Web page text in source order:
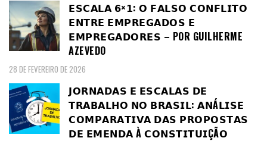
𝗘𝗦𝗖𝗔𝗟𝗔 𝟲×𝟭: 𝗢 𝗙𝗔𝗟𝗦𝗢 𝗖𝗢𝗡𝗙𝗟𝗜𝗧𝗢
𝗘𝗡𝗧𝗥𝗘 𝗘𝗠𝗣𝗥𝗘𝗚𝗔𝗗𝗢𝗦 𝗘
𝗘𝗠𝗣𝗥𝗘𝗚𝗔𝗗𝗢𝗥𝗘𝗦 – POR GUILHERME
AZEVEDO
28 DE FEVEREIRO DE 2026
𝗝𝗢𝗥𝗡𝗔𝗗𝗔𝗦 𝗘 𝗘𝗦𝗖𝗔𝗟𝗔𝗦 𝗗𝗘
𝗧𝗥𝗔𝗕𝗔𝗟𝗛𝗢 𝗡𝗢 𝗕𝗥𝗔𝗦𝗜𝗟: 𝗔𝗡Á𝗟𝗜𝗦𝗘
𝗖𝗢𝗠𝗣𝗔𝗥𝗔𝗧𝗜𝗩𝗔 𝗗𝗔𝗦 𝗣𝗥𝗢𝗣𝗢𝗦𝗧𝗔𝗦
𝗗𝗘 𝗘𝗠𝗘𝗡𝗗𝗔 À 𝗖𝗢𝗡𝗦𝗧𝗜𝗧𝗨𝗜ÇÃ𝗢